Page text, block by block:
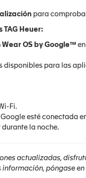
para
Heuer:
Wear OS by Google™en
disponibles para las
Fi.
esté conectada
la noche.
actualizadas,
póngase